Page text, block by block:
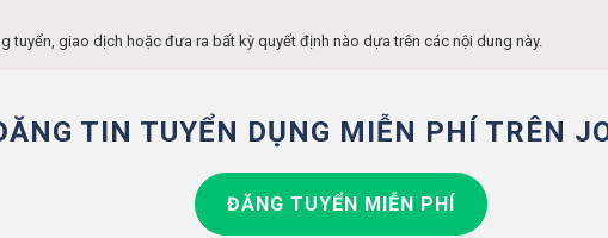
tuyển, giao dịch hoặc đưa ra bất kỳ quyết định nào dựa trên các nội dung này.
TIN TUYỂN DỤNG MIỄN PHÍ TRÊN
ĐĂNG TUYỂN MIỄN PHÍ